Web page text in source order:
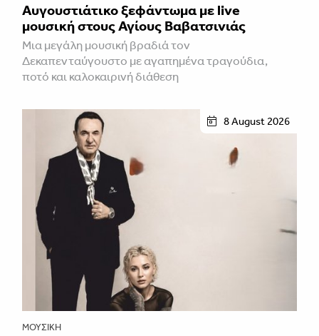
Αυγουστιάτικο ξεφάντωμα με live
μουσική στους Αγίους Βαβατσινιάς
Μια μεγάλη μουσική βραδιά τον
Δεκαπενταύγουστο με αγαπημένα τραγούδια,
ποτό και καλοκαιρινή διάθεση
8 August 2026
ΜΟΥΣΙΚΉ